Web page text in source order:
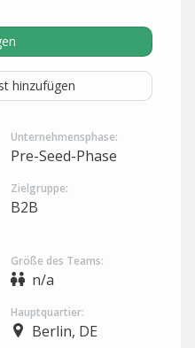
hinzufügen
Unternehmensphase:
Pre-Seed-Phase
Zielgruppe:
B2B
Größe des Teams:
n/a
Hauptquartier:
Berlin, DE